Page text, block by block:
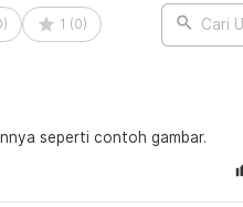
) 1 (0) Cari
seperti contoh gambar.